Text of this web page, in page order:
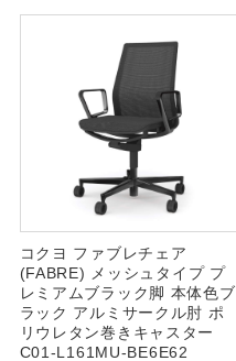
コクヨ ファブレチェア
(FABRE) メッシュタイプ プ
レミアムブラック脚 本体色ブ
ラック アルミサークル肘 ポ
リウレタン巻きキャスター
C01-L161MU-BE6E62